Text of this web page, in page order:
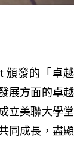
頒發的「卓越
展方面的卓越
立美聯大學堂
同成長，盡顯